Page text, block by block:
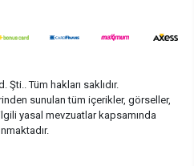
Tüm hakları saklıdır.
sunulan tüm içerikler, görseller,
yasal mevzuatlar kapsamında